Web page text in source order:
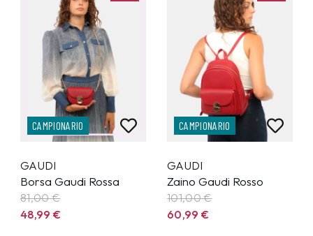
CAMPIONARIO
GAUDI
Borsa Gaudi Rossa
81,00 €
48,99€
CAMPIONARIO
GAUDI
Zaino Gaudi Rosso
101,00 €
60,99€